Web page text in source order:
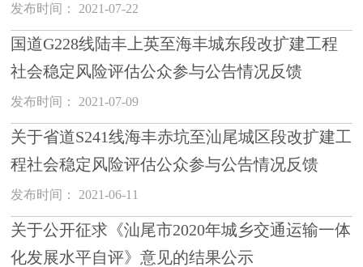
发布时间： 2021-07-22
国道G228线陆丰上英至海丰城东段改扩建工程
社会稳定风险评估公众参与公告情况反馈
发布时间： 2021-07-09
关于省道S241线海丰赤坑至汕尾城区段改扩建工
程社会稳定风险评估公众参与公告情况反馈
发布时间： 2021-06-11
关于公开征求《汕尾市2020年城乡交通运输一体
化发展水平自评》意见的结果公示